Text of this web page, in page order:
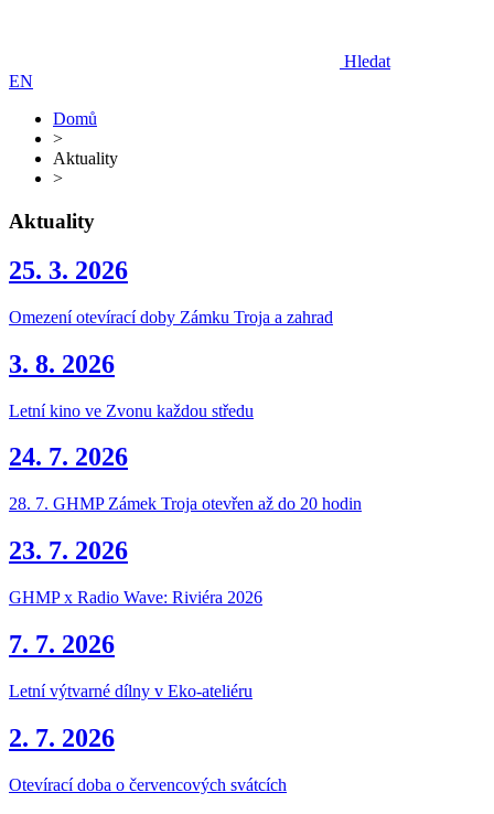
Hledat
EN
Domů
>
Aktuality
>
Aktuality
25. 3. 2026
Omezení otevírací doby Zámku Troja a zahrad
3. 8. 2026
Letní kino ve Zvonu každou středu
24. 7. 2026
28. 7. GHMP Zámek Troja otevřen až do 20 hodin
23. 7. 2026
GHMP x Radio Wave: Riviéra 2026
7. 7. 2026
Letní výtvarné dílny v Eko-ateliéru
2. 7. 2026
Otevírací doba o červencových svátcích